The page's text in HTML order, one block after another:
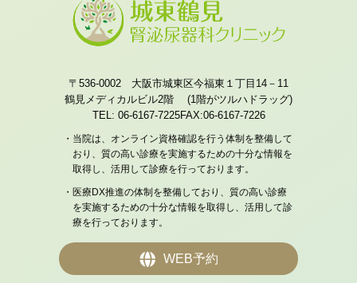
〒536-0002 大阪市城東区今福東１丁目14－11
鶴見メディカルビル2階 (1階がツルハドラッグ)
TEL: 06-6167-7225FAX:06-6167-7226
・当院は、オンライン資格確認を行う体制を整備して
おり、質の高い診療を実施するための十分な情報を
取得し、活用して診療を行っております。
・医療DX推進の体制を整備しており、質の高い診療
を実施するための十分な情報を取得し、活用して診
療を行っております。
WEB予約